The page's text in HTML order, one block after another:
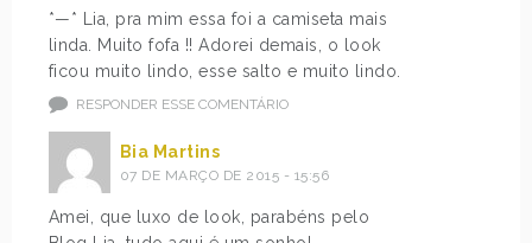
*—* Lia, pra mim essa foi a camiseta mais
linda. Muito fofa !! Adorei demais, o look
ficou muito lindo, esse salto e muito lindo.
RESPONDER ESSE COMENTÁRIO
Bia Martins
07 DE MARÇO DE 2015 - 15:56
Amei, que luxo de look, parabéns pelo